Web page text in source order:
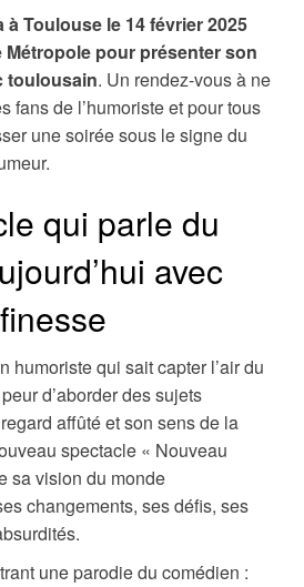
à Toulouse le 14 février 2025
pour présenter son
toulousain. Un rendez-vous à ne
fans de l’humoriste et pour tous
une soirée sous le signe du
qui parle du
avec
humoriste qui sait capter l’air du
d’aborder des sujets
affûté et son sens de la
spectacle « Nouveau
sa vision du monde
changements, ses défis, ses
une parodie du comédien :